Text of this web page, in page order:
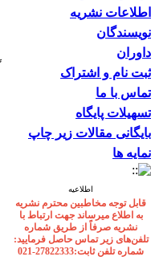
اطلاعات نشریه
نویسندگان
داوران
ثبت نام و اشتراک
تماس با ما
تسهیلات پایگاه
بایگانی مقالات زیر چاپ
نمایه ها
اطلاعیه
قابل توجه مخاطبین محترم نشریه
به اطلاع میرساند جهت ارتباط با
نشریه صرفاً از طریق شماره
تلفن‌های زیر تماس حاصل فرمایید:
شماره تلفن ثابت:27822333-021